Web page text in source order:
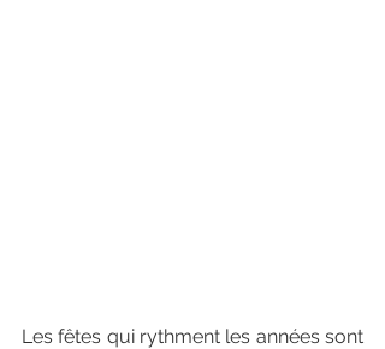
Les fêtes qui rythment les années sont